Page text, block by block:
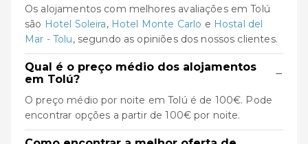
Os alojamentos com melhores avaliações em Tolú
são Hotel Soleira, Hotel Monte Carlo e Hostal del
Mar - Tolu, segundo as opiniões dos nossos clientes.
Qual é o preço médio dos alojamentos
em Tolú?
−
O preço médio por noite em Tolú é de 100€. Pode
encontrar opções a partir de 100€ por noite.